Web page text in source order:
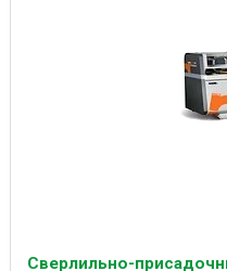
Сверлильно-